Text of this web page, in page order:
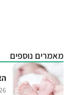
מאמרים נוספים